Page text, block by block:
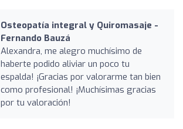
Osteopatía integral y Quiromasaje -
Fernando Bauzá
Alexandra, me alegro muchísimo de
haberte podido aliviar un poco tu
espalda! ¡Gracias por valorarme tan bien
como profesional! ¡Muchísimas gracias
por tu valoración!